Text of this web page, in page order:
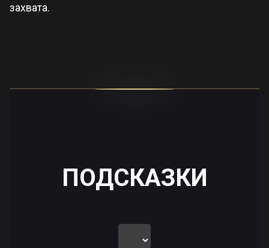
захвата.
ПОДСКАЗКИ